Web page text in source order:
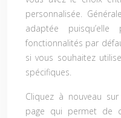
personnalisée.
adaptée
fonctionnalités par
si vous souhaitez
spécifiques.
Cliquez à nouveau
page qui permet de